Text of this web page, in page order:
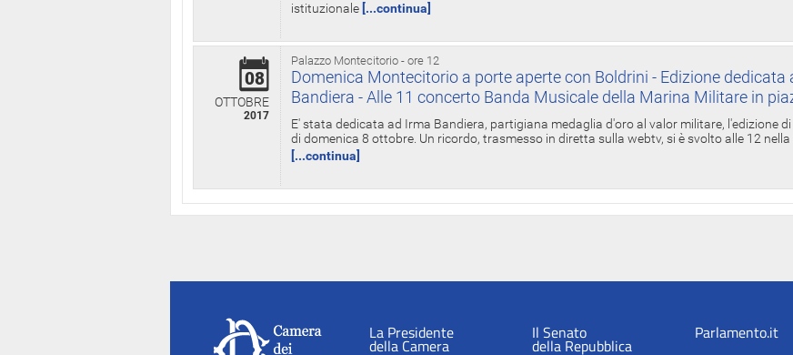
istituzionale [...continua]
Palazzo Montecitorio - ore 12
08
OTTOBRE
2017
Domenica Montecitorio a porte aperte con Boldrini - Edizione
Bandiera - Alle 11 concerto Banda Musicale della Marina Militare in
E' stata dedicata ad Irma Bandiera, partigiana medaglia d'oro al valor militare, l'edizione
di domenica 8 ottobre. Un ricordo, trasmesso in diretta sulla webtv, si è svolto alle 12 nella
[...continua]
La Presidente
della Camera
Il Senato
della Repubblica
Parlamento.it